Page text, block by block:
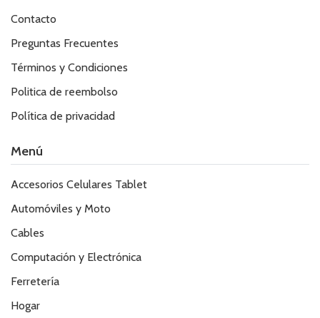
Contacto
Preguntas Frecuentes
Términos y Condiciones
Politica de reembolso
Política de privacidad
Menú
Accesorios Celulares Tablet
Automóviles y Moto
Cables
Computación y Electrónica
Ferretería
Hogar